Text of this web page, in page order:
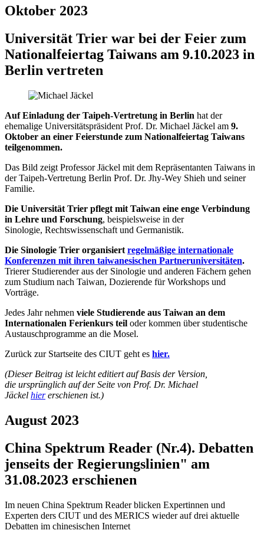
Oktober 2023
Universität Trier war bei der Feier zum
Nationalfeiertag Taiwans am 9.10.2023 in
Berlin vertreten
Auf Einladung der Taipeh-Vertretung in Berlin hat der
ehemalige Universitätspräsident Prof. Dr. Michael Jäckel am 9.
Oktober an einer Feierstunde zum Nationalfeiertag Taiwans
teilgenommen.
Das Bild zeigt Professor Jäckel mit dem Repräsentanten Taiwans in
der Taipeh-Vertretung Berlin Prof. Dr. Jhy-Wey Shieh und seiner
Familie.
Die Universität Trier pflegt mit Taiwan eine enge Verbindung
in Lehre und Forschung, beispielsweise in der
Sinologie, Rechtswissenschaft und Germanistik.
Die Sinologie Trier organisiert regelmäßige internationale
Konferenzen mit ihren taiwanesischen Partneruniversitäten.
Trierer Studierender aus der Sinologie und anderen Fächern gehen
zum Studium nach Taiwan, Dozierende für Workshops und
Vorträge.
Jedes Jahr nehmen viele Studierende aus Taiwan an dem
Internationalen Ferienkurs teil oder kommen über studentische
Austauschprogramme an die Mosel.
Zurück zur Startseite des CIUT geht es hier.
(Dieser Beitrag ist leicht editiert auf Basis der Version,
die ursprünglich auf der Seite von Prof. Dr. Michael
Jäckel hiererschienen ist.)
August 2023
China Spektrum Reader (Nr.4). Debatten
jenseits der Regierungslinien" am
31.08.2023 erschienen
Im neuen China Spektrum Reader blicken Expertinnen und
Experten ders CIUT und des MERICS wieder auf drei aktuelle
Debatten im chinesischen Internet